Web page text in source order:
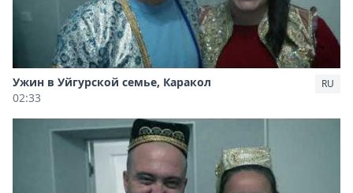
Ужин в Уйгурской семье, Каракол
02:33
RU